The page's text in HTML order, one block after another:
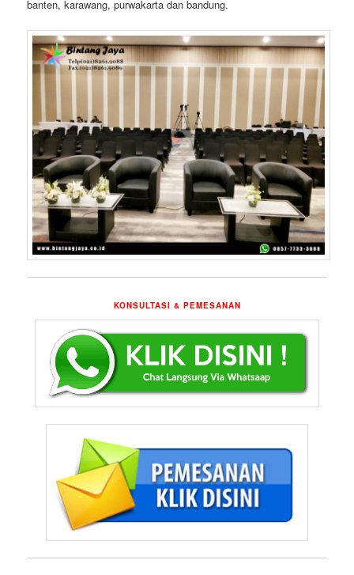
banten, karawang, purwakarta dan bandung.
KONSULTASI & PEMESANAN